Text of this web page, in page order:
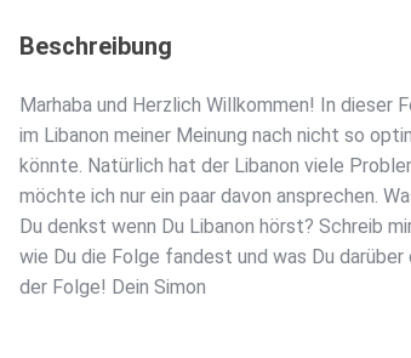
Beschreibung
Marhaba und Herzlich Willkommen! In dieser
im Libanon meiner Meinung nach nicht so
könnte. Natürlich hat der Libanon viele
möchte ich nur ein paar davon ansprechen.
Du denkst wenn Du Libanon hörst? Schreib
wie Du die Folge fandest und was Du
der Folge! Dein Simon